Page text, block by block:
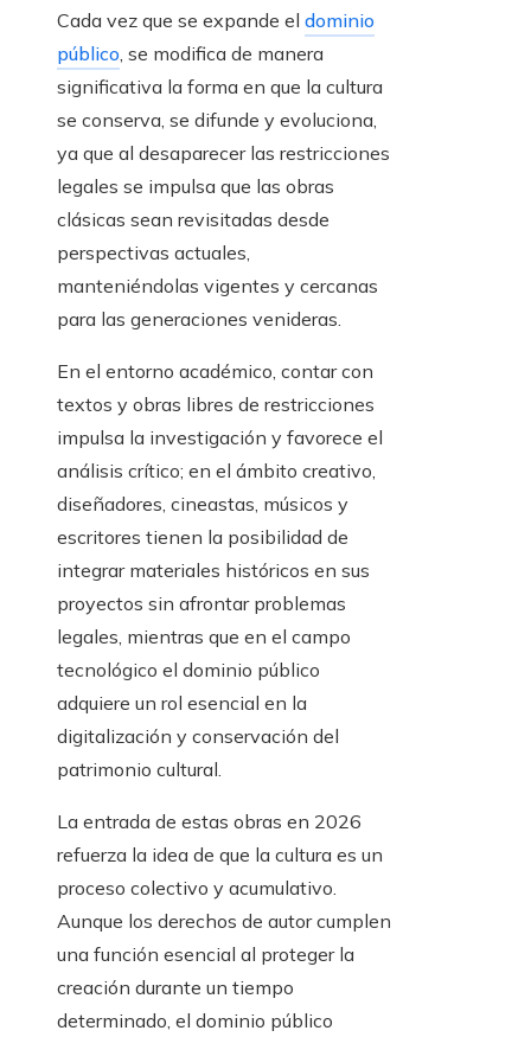
Cada vez que se expande el dominio
público, se modifica de manera
significativa la forma en que la cultura
se conserva, se difunde y evoluciona,
ya que al desaparecer las restricciones
legales se impulsa que las obras
clásicas sean revisitadas desde
perspectivas actuales,
manteniéndolas vigentes y cercanas
para las generaciones venideras.
En el entorno académico, contar con
textos y obras libres de restricciones
impulsa la investigación y favorece el
análisis crítico; en el ámbito creativo,
diseñadores, cineastas, músicos y
escritores tienen la posibilidad de
integrar materiales históricos en sus
proyectos sin afrontar problemas
legales, mientras que en el campo
tecnológico el dominio público
adquiere un rol esencial en la
digitalización y conservación del
patrimonio cultural.
La entrada de estas obras en 2026
refuerza la idea de que la cultura es un
proceso colectivo y acumulativo.
Aunque los derechos de autor cumplen
una función esencial al proteger la
creación durante un tiempo
determinado, el dominio público